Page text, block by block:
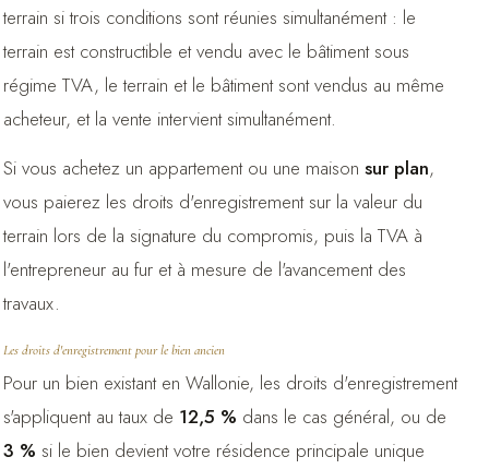
terrain si trois conditions sont réunies simultanément : le
terrain est constructible et vendu avec le bâtiment sous
régime TVA, le terrain et le bâtiment sont vendus au même
acheteur, et la vente intervient simultanément.
Si vous achetez un appartement ou une maison sur plan,
vous paierez les droits d'enregistrement sur la valeur du
terrain lors de la signature du compromis, puis la TVA à
l'entrepreneur au fur et à mesure de l'avancement des
travaux.
Les droits d'enregistrement pour le bien ancien
Pour un bien existant en Wallonie, les droits d'enregistrement
s'appliquent au taux de 12,5 % dans le cas général, ou de
3 % si le bien devient votre résidence principale unique